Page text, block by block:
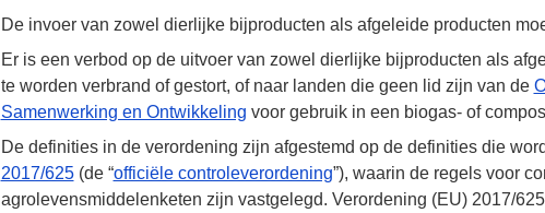
De invoer van zowel dierlijke bijproducten als afgeleide producten
Er is een verbod op de uitvoer van zowel dierlijke bijproducten als
te worden verbrand of gestort, of naar landen die geen lid zijn van de
Samenwerking en Ontwikkeling voor gebruik in een biogas- of
De definities in de verordening zijn afgestemd op de definities die
2017/625(de “officiële controleverordening”), waarin de regels voor
agrolevensmiddelenketen zijn vastgelegd. Verordening (EU) 2017/